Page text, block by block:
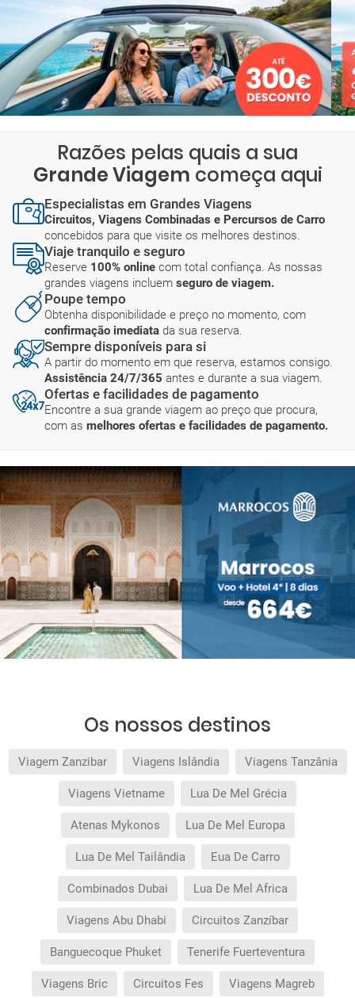
Razões pelas quais a sua
Grande Viagem começa aqui
Especialistas em Grandes Viagens
Circuitos, Viagens Combinadas e Percursos de Carro
concebidos para que visite os melhores destinos.
Viaje tranquilo e seguro
Reserve 100% online com total confiança. As nossas
grandes viagens incluem seguro de viagem.
Poupe tempo
Obtenha disponibilidade e preço no momento, com
confirmação imediata da sua reserva.
Sempre disponíveis para si
A partir do momento em que reserva, estamos consigo.
Assistência 24/7/365 antes e durante a sua viagem.
Ofertas e facilidades de pagamento
Encontre a sua grande viagem ao preço que procura,
com as melhores ofertas e facilidades de pagamento.
Os nossos destinos
Viagem Zanzibar Viagens Islândia Viagens Tanzânia
Viagens Vietname Lua De Mel Grécia
Atenas Mykonos Lua De Mel Europa
Lua De Mel Tailândia Eua De Carro
Combinados Dubai Lua De Mel Africa
Viagens Abu Dhabi Circuitos Zanzíbar
Banguecoque Phuket Tenerife Fuerteventura
Viagens Bric Circuitos Fes Viagens Magreb